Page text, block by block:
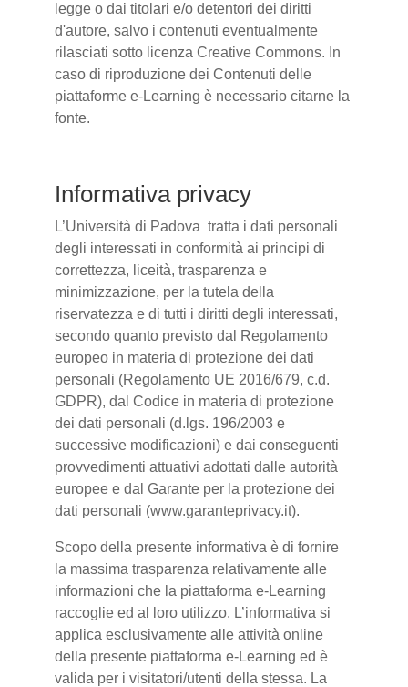
legge o dai titolari e/o detentori dei diritti
d'autore, salvo i contenuti eventualmente
rilasciati sotto licenza Creative Commons. In
caso di riproduzione dei Contenuti delle
piattaforme e-Learning è necessario citarne la
fonte.
Informativa privacy
L’Università di Padova tratta i dati personali
degli interessati in conformità ai principi di
correttezza, liceità, trasparenza e
minimizzazione, per la tutela della
riservatezza e di tutti i diritti degli interessati,
secondo quanto previsto dal Regolamento
europeo in materia di protezione dei dati
personali (Regolamento UE 2016/679, c.d.
GDPR), dal Codice in materia di protezione
dei dati personali (d.lgs. 196/2003 e
successive modificazioni) e dai conseguenti
provvedimenti attuativi adottati dalle autorità
europee e dal Garante per la protezione dei
dati personali (www.garanteprivacy.it).
Scopo della presente informativa è di fornire
la massima trasparenza relativamente alle
informazioni che la piattaforma e-Learning
raccoglie ed al loro utilizzo. L’informativa si
applica esclusivamente alle attività online
della presente piattaforma e-Learning ed è
valida per i visitatori/utenti della stessa. La